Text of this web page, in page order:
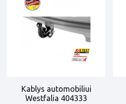
Kablys automobiliui
Westfalia 404333